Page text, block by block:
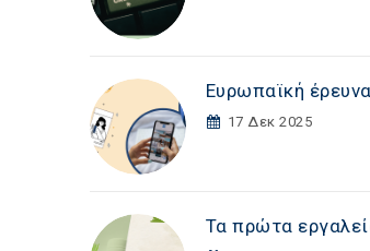
Ευρωπαϊκή
17 Δεκ 2025
Τα πρώτα